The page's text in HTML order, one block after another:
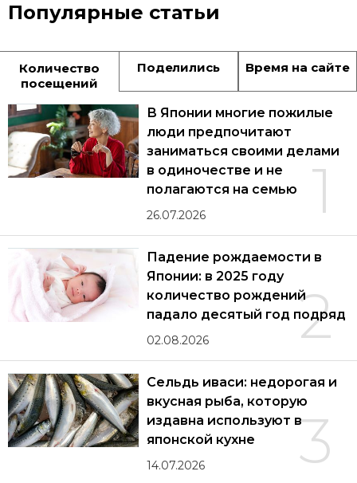
Популярные статьи
Количество
посещений
Поделились Время на сайте
1
В Японии многие пожилые
люди предпочитают
заниматься своими делами
в одиночестве и не
полагаются на семью
26.07.2026
2
Падение рождаемости в
Японии: в 2025 году
количество рождений
падало десятый год подряд
02.08.2026
3
Сельдь иваси: недорогая и
вкусная рыба, которую
издавна используют в
японской кухне
14.07.2026